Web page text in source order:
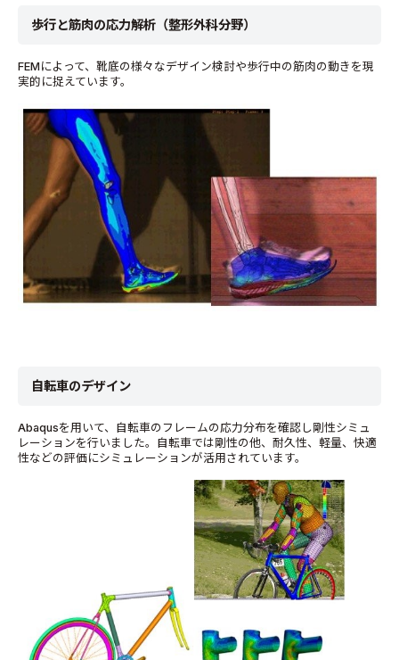
歩行と筋肉の応力解析（整形外科分野）
FEMによって、靴底の様々なデザイン検討や歩行中の筋肉の動きを現
実的に捉えています。
自転車のデザイン
Abaqusを用いて、自転車のフレームの応力分布を確認し剛性シミュ
レーションを行いました。自転車では剛性の他、耐久性、軽量、快適
性などの評価にシミュレーションが活用されています。